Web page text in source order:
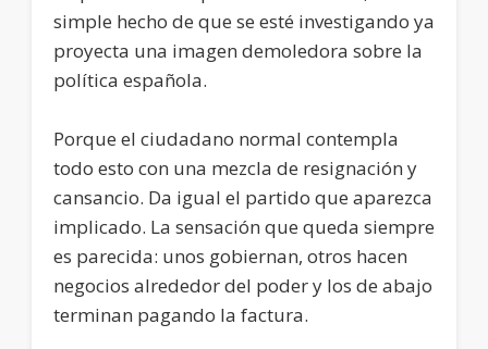
simple hecho de que se esté investigando ya
proyecta una imagen demoledora sobre la
política española.
Porque el ciudadano normal contempla
todo esto con una mezcla de resignación y
cansancio. Da igual el partido que aparezca
implicado. La sensación que queda siempre
es parecida: unos gobiernan, otros hacen
negocios alrededor del poder y los de abajo
terminan pagando la factura.